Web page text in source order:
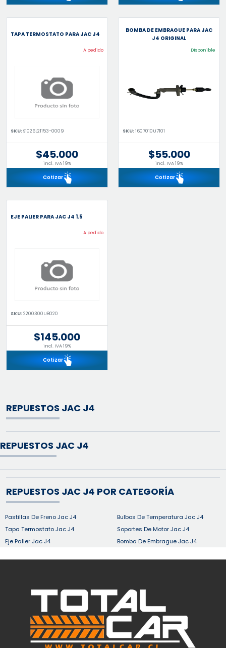
TAPA TERMOSTATO PARA JAC J4
A pedido
SKU:S1026L21153-0009
$45.000
incl. IVA 19%
Cotizar
BOMBA DE EMBRAGUE PARA JAC
J4 ORIGINAL
Disponible
SKU:1607010U7101
$55.000
incl. IVA 19%
Cotizar
EJE PALIER PARA JAC J4 1.5
A pedido
SKU:2200300U8020
$145.000
incl. IVA 19%
Cotizar
REPUESTOS JAC J4
REPUESTOS JAC J4
REPUESTOS JAC J4 POR CATEGORÍA
Pastillas De Freno Jac J4
Bulbos De Temperatura Jac J4
Tapa Termostato Jac J4
Soportes De Motor Jac J4
Eje Palier Jac J4
Bomba De Embrague Jac J4